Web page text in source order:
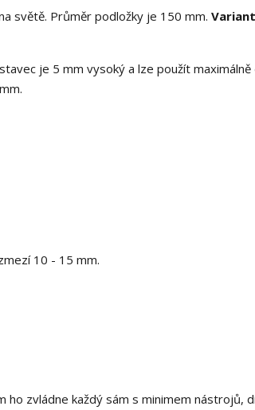
světě. Průměr podložky je 150 mm.
je 5 mm vysoký a lze použít maximálně
10 - 15 mm.
zvládne každý sám s minimem nástrojů,